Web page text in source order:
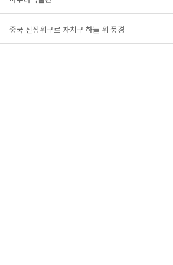
중국 신장위구르 자치구 하늘 위 풍경